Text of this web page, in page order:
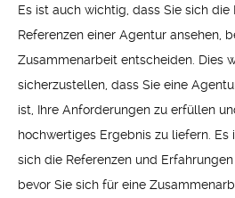
Es ist auch wichtig, dass Sie sich die
Referenzen einer Agentur ansehen,
Zusammenarbeit entscheiden. Dies
sicherzustellen, dass Sie eine
ist, Ihre Anforderungen zu erfüllen
hochwertiges Ergebnis zu liefern. Es
sich die Referenzen und
bevor Sie sich für eine